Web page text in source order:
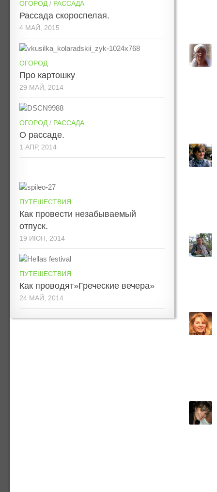
ОГОРОД / РАССАДА
Рассада скороспелая.
4 МАЙ, 2015
ОГОРОД
Про картошку
29 МАЙ, 2014
ОГОРОД / РАССАДА
О рассаде.
1 АПР, 2014
ПУТЕШЕСТВИЯ
Как провести незабываемый
отпуск.
19 ИЮН, 2014
ПУТЕШЕСТВИЯ
Как проводят»Греческие вечера»
24 МАЙ, 2014